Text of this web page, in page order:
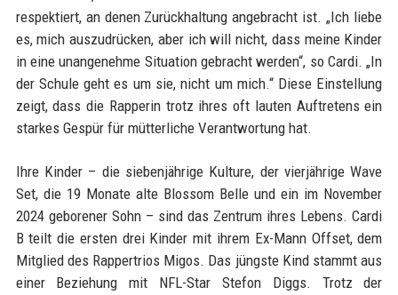
respektiert, an denen Zurückhaltung angebracht ist. „Ich liebe
es, mich auszudrücken, aber ich will nicht, dass meine Kinder
in eine unangenehme Situation gebracht werden“, so Cardi. „In
der Schule geht es um sie, nicht um mich.“ Diese Einstellung
zeigt, dass die Rapperin trotz ihres oft lauten Auftretens ein
starkes Gespür für mütterliche Verantwortung hat.
Ihre Kinder – die siebenjährige Kulture, der vierjährige Wave
Set, die 19 Monate alte Blossom Belle und ein im November
2024 geborener Sohn – sind das Zentrum ihres Lebens. Cardi
B teilt die ersten drei Kinder mit ihrem Ex-Mann Offset, dem
Mitglied des Rappertrios Migos. Das jüngste Kind stammt aus
einer Beziehung mit NFL-Star Stefon Diggs. Trotz der